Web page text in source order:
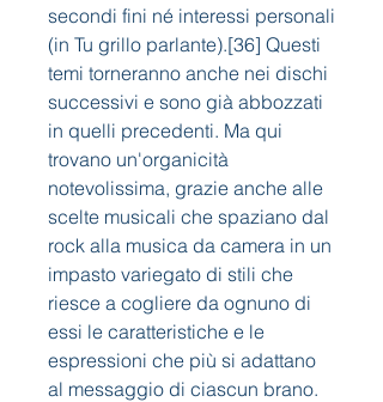
secondi fini né interessi personali
(in Tu grillo parlante).[36] Questi
temi torneranno anche nei dischi
successivi e sono già abbozzati
in quelli precedenti. Ma qui
trovano un'organicità
notevolissima, grazie anche alle
scelte musicali che spaziano dal
rock alla musica da camera in un
impasto variegato di stili che
riesce a cogliere da ognuno di
essi le caratteristiche e le
espressioni che più si adattano
al messaggio di ciascun brano.